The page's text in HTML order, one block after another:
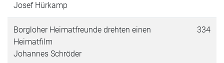
Josef Hürkamp
Borgloher Heimatfreunde drehten einen
Heimatfilm
Johannes Schröder
334